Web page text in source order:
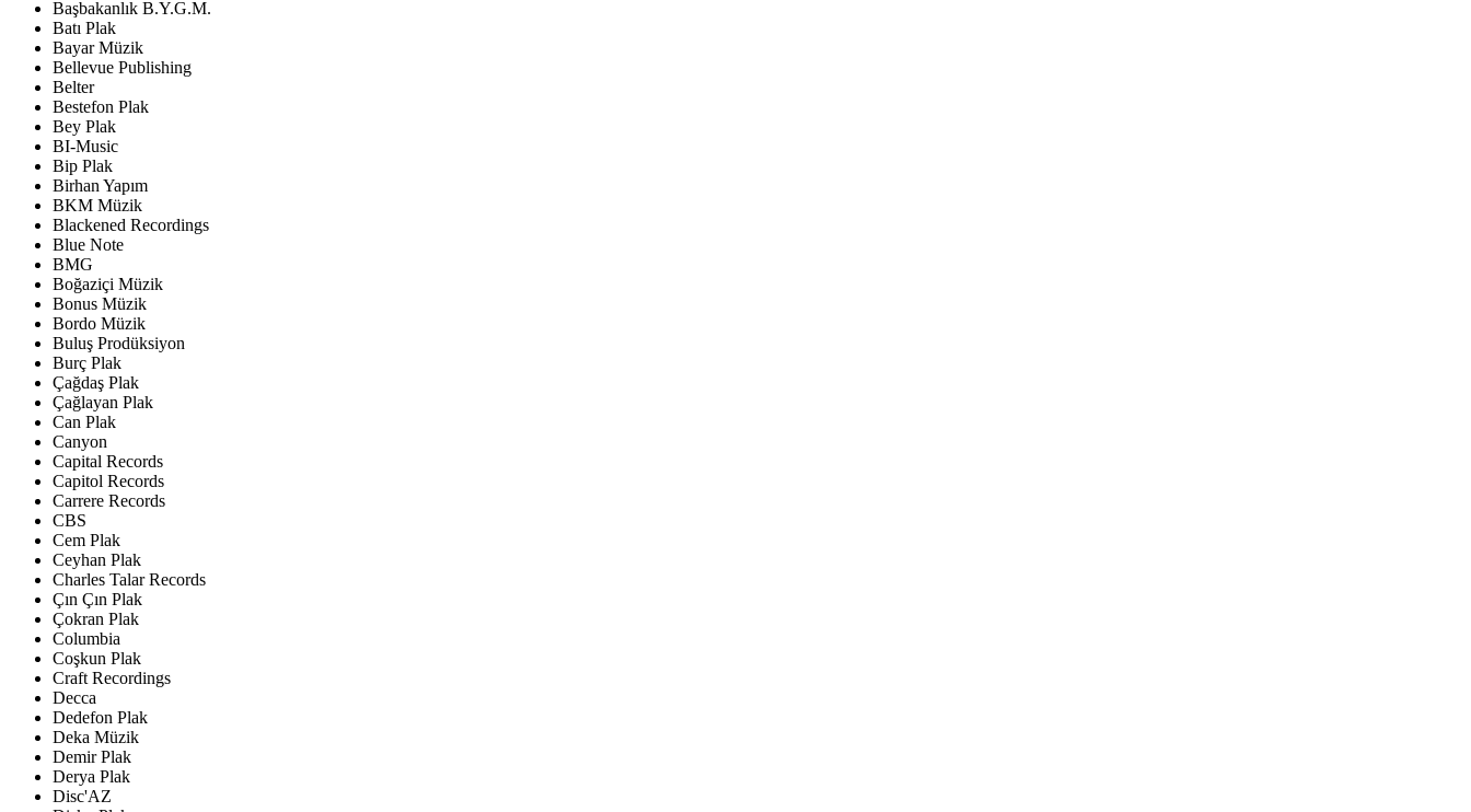
Başbakanlık B.Y.G.M.
Batı Plak
Bayar Müzik
Bellevue Publishing
Belter
Bestefon Plak
Bey Plak
BI-Music
Bip Plak
Birhan Yapım
BKM Müzik
Blackened Recordings
Blue Note
BMG
Boğaziçi Müzik
Bonus Müzik
Bordo Müzik
Buluş Prodüksiyon
Burç Plak
Çağdaş Plak
Çağlayan Plak
Can Plak
Canyon
Capital Records
Capitol Records
Carrere Records
CBS
Cem Plak
Ceyhan Plak
Charles Talar Records
Çın Çın Plak
Çokran Plak
Columbia
Coşkun Plak
Craft Recordings
Decca
Dedefon Plak
Deka Müzik
Demir Plak
Derya Plak
Disc'AZ